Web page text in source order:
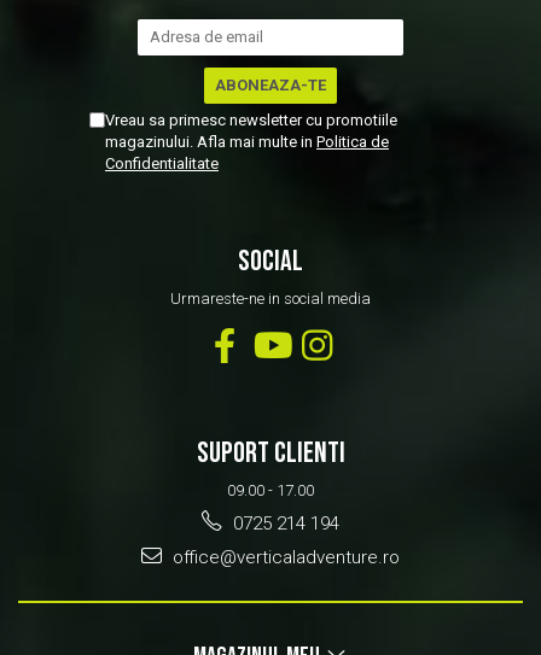
Vreau sa primesc newsletter cu promotiile
magazinului. Afla mai multe in Politica de
Confidentialitate
SOCIAL
Urmareste-ne in social media
SUPORT CLIENTI
09.00 - 17.00
0725 214 194
office@verticaladventure.ro